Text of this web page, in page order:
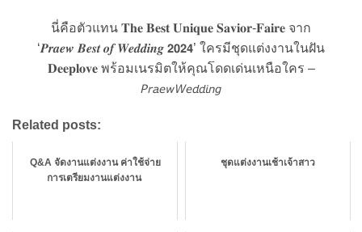
นี่คือตัวแทน 𝐓𝐡𝐞 𝐁𝐞𝐬𝐭 𝐔𝐧𝐢𝐪𝐮𝐞 𝐒𝐚𝐯𝐢𝐨𝐫-𝐅𝐚𝐢𝐫𝐞 จาก
‘𝑷𝒓𝒂𝒆𝒘 𝑩𝒆𝒔𝒕 𝒐𝒇 𝑾𝒆𝒅𝒅𝒊𝒏𝒈 𝟮𝟬𝟮𝟰’ ใครมีชุดแต่งงานในฝัน
𝐃𝐞𝐞𝐩𝐥𝐨𝐯𝐞 พร้อมเนรมิตให้คุณโดดเด่นเหนือใคร –
𝘗𝘳𝘢𝘦𝘸𝘞𝘦𝘥𝘥𝘪𝘯𝘨
Related posts:
Q&A จัดงานแต่งงาน ค่าใช้จ่าย
การเตรียมงานแต่งงาน
ชุดแต่งงานเช้าเจ้าสาว